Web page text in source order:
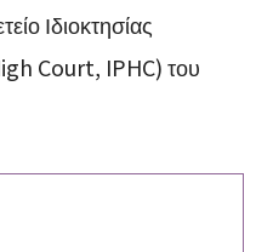
Ιδιοκτησίας
Court, IPHC) του